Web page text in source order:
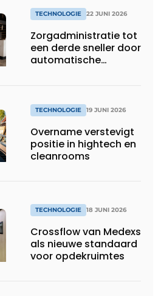
TECHNOLOGIE 22 JUNI 2026
Zorgadministratie tot
een derde sneller door
automatische
TECHNOLOGIE 19 JUNI 2026
Overname verstevigt
positie in hightech en
cleanrooms
TECHNOLOGIE 18 JUNI 2026
Crossflow van Medexs
als nieuwe standaard
voor opdekruimtes